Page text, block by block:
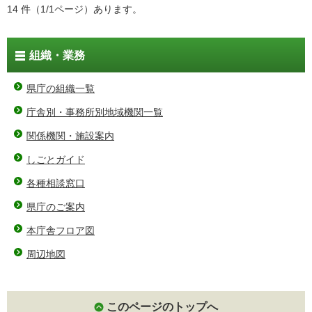
14 件（1/1ページ）あります。
組織・業務
県庁の組織一覧
庁舎別・事務所別地域機関一覧
関係機関・施設案内
しごとガイド
各種相談窓口
県庁のご案内
本庁舎フロア図
周辺地図
このページのトップへ